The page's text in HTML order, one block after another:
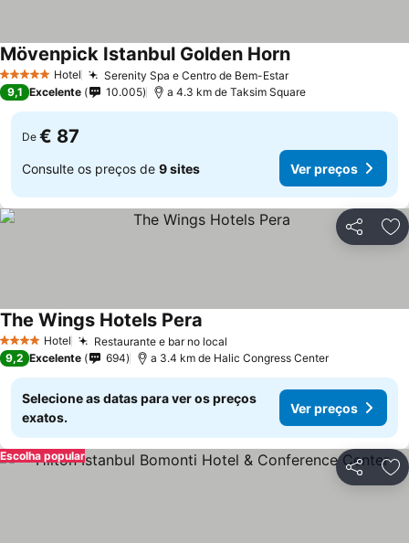
5 Estrelas Hotel Serenity Spa e Centro de Bem-EstarVer preços
Mövenpick Istanbul Golden HornVer preços
9,1 Excelente 10.005 a 4.3 km de Taksim Square
De € 87
Consulte os preços de 9 sites Ver preços
Partilhar
4 EstrelasHotel Restaurante e bar no local
The Wings Hotels Pera
9,2 Excelente 694 a 3.4 km de Halic Congress Center
Selecione as datas para ver os preços
exatos.
Ver preços
Partilhar
Escolha popular